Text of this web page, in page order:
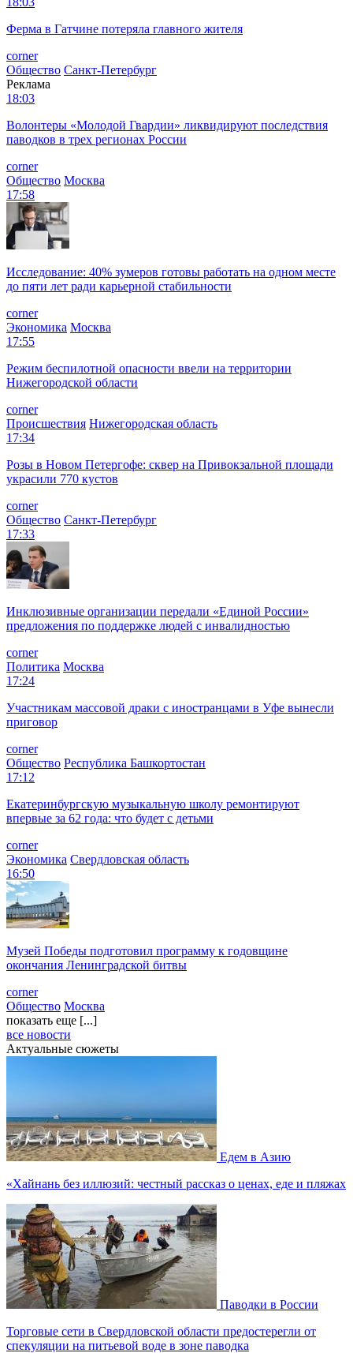
Ферма в Гатчине потеряла главного жителя
corner
Общество Санкт-Петербург
Реклама
18:03
Волонтеры «Молодой Гвардии» ликвидируют последствия
паводков в трех регионах России
corner
Общество Москва
17:58
Исследование: 40% зумеров готовы работать на одном месте
до пяти лет ради карьерной стабильности
corner
Экономика Москва
17:55
Режим беспилотной опасности ввели на территории
Нижегородской области
corner
Происшествия Нижегородская область
17:34
Розы в Новом Петергофе: сквер на Привокзальной площади
украсили 770 кустов
corner
Общество Санкт-Петербург
17:33
Инклюзивные организации передали «Единой России»
предложения по поддержке людей с инвалидностью
corner
Политика Москва
17:24
Участникам массовой драки с иностранцами в Уфе вынесли
приговор
corner
Общество Республика Башкортостан
17:12
Екатеринбургскую музыкальную школу ремонтируют
впервые за 62 года: что будет с детьми
corner
Экономика Свердловская область
16:50
Музей Победы подготовил программу к годовщине
окончания Ленинградской битвы
corner
Общество Москва
показать еще [...]
все новости
Актуальные сюжеты
Едем в Азию
«Хайнань без иллюзий: честный рассказ о ценах, еде и пляжах
Паводки в России
Торговые сети в Свердловской области предостерегли от
спекуляции на питьевой воде в зоне паводка